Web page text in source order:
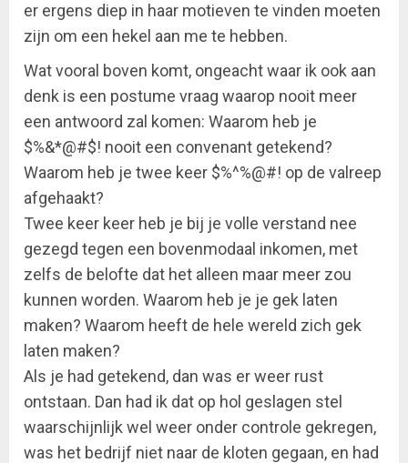
er ergens diep in haar motieven te vinden moeten
zijn om een hekel aan me te hebben.
Wat vooral boven komt, ongeacht waar ik ook aan
denk is een postume vraag waarop nooit meer
een antwoord zal komen: Waarom heb je
$%&*@#$! nooit een convenant getekend?
Waarom heb je twee keer $%^%@#! op de valreep
afgehaakt?
Twee keer keer heb je bij je volle verstand nee
gezegd tegen een bovenmodaal inkomen, met
zelfs de belofte dat het alleen maar meer zou
kunnen worden. Waarom heb je je gek laten
maken? Waarom heeft de hele wereld zich gek
laten maken?
Als je had getekend, dan was er weer rust
ontstaan. Dan had ik dat op hol geslagen stel
waarschijnlijk wel weer onder controle gekregen,
was het bedrijf niet naar de kloten gegaan, en had